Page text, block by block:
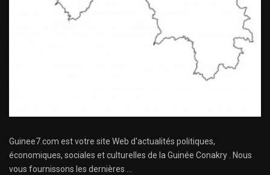
Guinee7.com est votre site Web d'actualités politiques,
économiques, sociales et culturelles de la Guinée Conakry . Nous
vous fournissons les dernières ...